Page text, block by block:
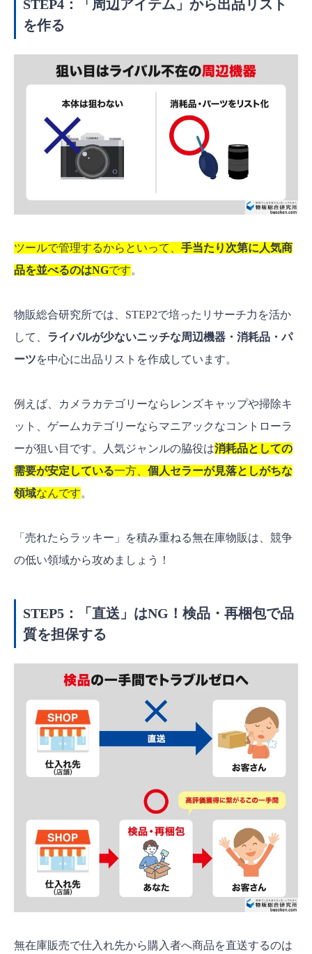
STEP4：「周辺アイテム」から出品リスト
を作る
ツールで管理するからといって、 手当たり次第に人気商
品を並べるのはNGです。
物販総合研究所では、STEP2で培ったリサーチ力を活か
して、 ライバルが少ないニッチな周辺機器・消耗品・パ
ーツを中心に出品リストを作成しています。
例えば、カメラカテゴリーならレンズキャップや掃除キ
ット、ゲームカテゴリーならマニアックなコントローラ
ーが狙い目です。人気ジャンルの脇役は消耗品としての
需要が安定している一方、 個人セラーが見落としがちな
領域なんです。
「売れたらラッキー」を積み重ねる無在庫物販は、競争
の低い領域から攻めましょう！
STEP5：「直送」はNG！検品・再梱包で品
質を担保する
無在庫販売で仕入れ先から購入者へ商品を直送するのは